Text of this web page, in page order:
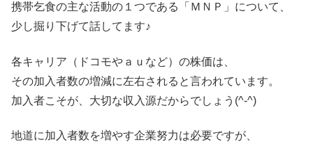
携帯乞食の主な活動の１つである「ＭＮＰ」について、
少し掘り下げて話してます♪
各キャリア（ドコモやａｕなど）の株価は、
その加入者数の増減に左右されると言われています。
加入者こそが、大切な収入源だからでしょう(^-^)
地道に加入者数を増やす企業努力は必要ですが、